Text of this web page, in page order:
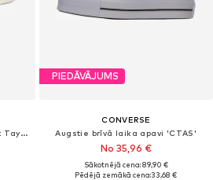
Zemie brīvā laika apavi 'Chuck Taylor All Star'
PIEDĀVĀJUMS
CONVERSE
Augstie brīvā laika apavi 'CTAS'
No 35,96 €
Sākotnējā cena: 89,90 €
Pēdējā zemākā cena:33,68 €